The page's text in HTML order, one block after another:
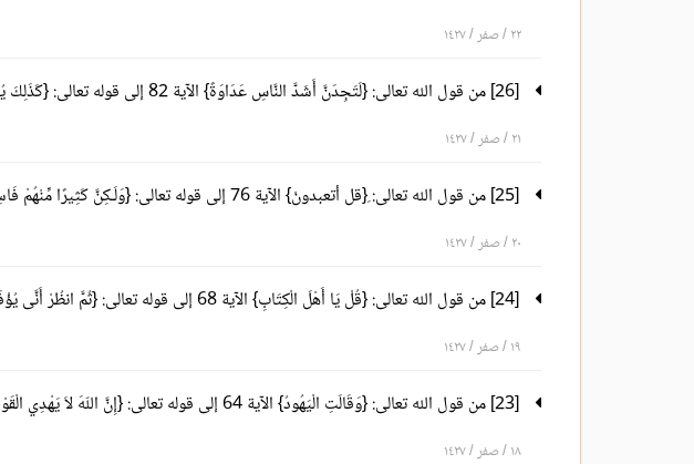
٢٢ / صفر / ١٤٢٧
[26] من قول الله تعالى: {لَتَجِدَنَّ أَشَدَّ النَّاسِ عَدَاوَةً} الآية 82 إلى قوله تعالى: {كَذَلِكَ يُبَيِّنُ اللّهُ لَكُمْ..} الآية 89
٢١ / صفر / ١٤٢٧
[25] من قول الله تعالى: ِ{قل أتعبدونْ} الآية 76 إلى قوله تعالى: {وَلَـكِنَّ كَثِيرًا مِّنْهُمْ فَاسِقُونَ} الآية 81
٢٠ / صفر / ١٤٢٧
[24] من قول الله تعالى: {قُلْ يَا أَهْلَ الْكِتَابِ} الآية 68 إلى قوله تعالى: {ثُمَّ انظُرْ أَنَّى يُؤْفَكُونَ} الآية 75
١٩ / صفر / ١٤٢٧
[23] من قول الله تعالى: {وَقَالَتِ الْيَهُودُ} الآية 64 إلى قوله تعالى: {إِنَّ اللّهَ لاَ يَهْدِي الْقَوْمَ الْكَافِرِينَ} الآية67
١٨ / صفر / ١٤٢٧